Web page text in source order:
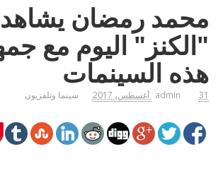
محمد رمضان يشاهد
"الكنز" اليوم مع
هذه السينمات
admin 31 أغسطس، 2017 سينما وتلفزيون